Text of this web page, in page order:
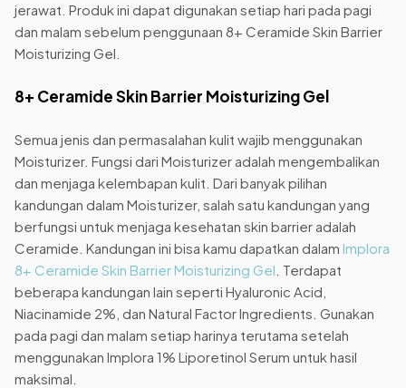
jerawat. Produk ini dapat digunakan setiap hari pada pagi
dan malam sebelum penggunaan 8+ Ceramide Skin Barrier
Moisturizing Gel.
8+ Ceramide Skin Barrier Moisturizing Gel
Semua jenis dan permasalahan kulit wajib menggunakan
Moisturizer. Fungsi dari Moisturizer adalah mengembalikan
dan menjaga kelembapan kulit. Dari banyak pilihan
kandungan dalam Moisturizer, salah satu kandungan yang
berfungsi untuk menjaga kesehatan skin barrier adalah
Ceramide. Kandungan ini bisa kamu dapatkan dalam Implora
8+ Ceramide Skin Barrier Moisturizing Gel . Terdapat
beberapa kandungan lain seperti Hyaluronic Acid,
Niacinamide 2%, dan Natural Factor Ingredients. Gunakan
pada pagi dan malam setiap harinya terutama setelah
menggunakan Implora 1% Liporetinol Serum untuk hasil
maksimal.